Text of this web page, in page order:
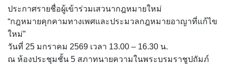
ประกาศรายชื่อผู้เข้าร่วมเสวนากฎหมายใหม่
“กฎหมายคุกคามทางเพศและประมวลกฎหมายอาญาที่แก้ไข
ใหม่”
วันที่ 25 มกราคม 2569 เวลา 13.00 – 16.30 น.
ณ ห้องประชุมชั้น 5 สภาทนายความในพระบรมราชูปถัมภ์